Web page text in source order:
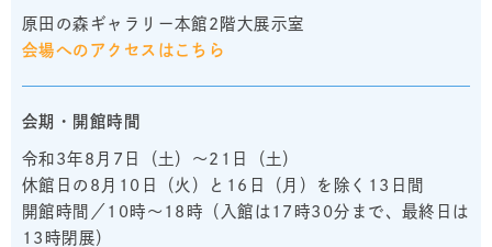
原田の森ギャラリー本館2階大展示室
会場へのアクセスはこちら
会期・開館時間
令和3年8月7日（土）～21日（土）
休館日の8月10日（火）と16日（月）を除く13日間
開館時間／10時～18時（入館は17時30分まで、最終日は
13時閉展）